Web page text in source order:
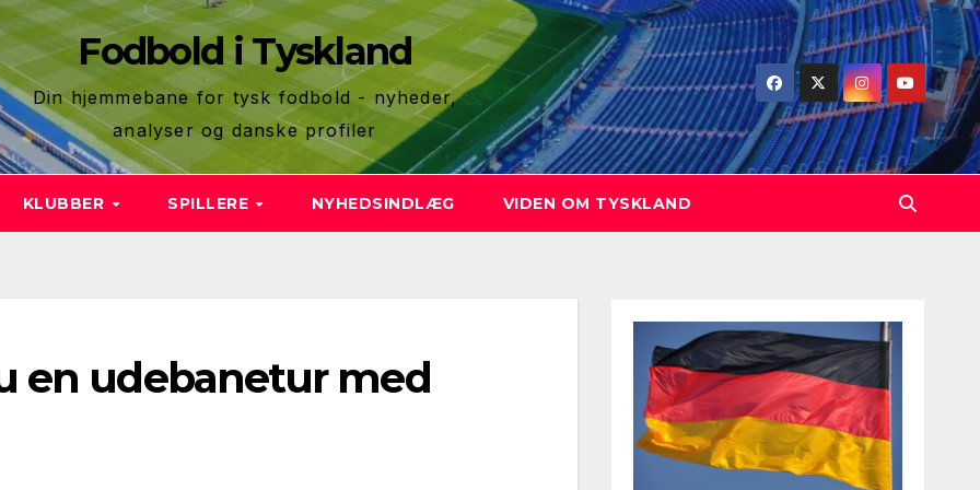
Fodbold i Tyskland
Din hjemmebane for tysk fodbold - nyheder,
analyser og danske profiler
KLUBBER SPILLERE NYHEDSINDLÆG VIDEN OM TYSKLAND
en udebanetur med